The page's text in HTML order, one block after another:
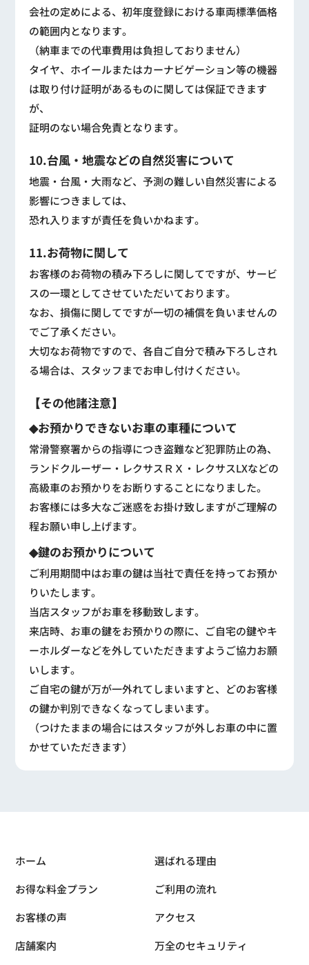
会社の定めによる、初年度登録における車両標準価格
の範囲内となります。
（納車までの代車費用は負担しておりません）
タイヤ、ホイールまたはカーナビゲーション等の機器
は取り付け証明があるものに関しては保証できます
が、
証明のない場合免責となります。
10.台風・地震などの自然災害について
地震・台風・大雨など、予測の難しい自然災害による
影響につきましては、
恐れ入りますが責任を負いかねます。
11.お荷物に関して
お客様のお荷物の積み下ろしに関してですが、サービ
スの一環としてさせていただいております。
なお、損傷に関してですが一切の補償を負いませんの
でご了承ください。
大切なお荷物ですので、各自ご自分で積み下ろしされ
る場合は、スタッフまでお申し付けください。
【その他諸注意】
◆お預かりできないお車の車種について
常滑警察署からの指導につき盗難など犯罪防止の為、
ランドクルーザー・レクサスＲＸ・レクサスLXなどの
高級車のお預かりをお断りすることになりました。
お客様には多大なご迷惑をお掛け致しますがご理解の
程お願い申し上げます。
◆鍵のお預かりについて
ご利用期間中はお車の鍵は当社で責任を持ってお預か
りいたします。
当店スタッフがお車を移動致します。
来店時、お車の鍵をお預かりの際に、ご自宅の鍵やキ
ーホルダーなどを外していただきますようご協力お願
いします。
ご自宅の鍵が万が一外れてしまいますと、どのお客様
の鍵か判別できなくなってしまいます。
（つけたままの場合にはスタッフが外しお車の中に置
かせていただきます）
ホーム
選ばれる理由
お得な料金プラン
ご利用の流れ
お客様の声
アクセス
店舗案内
万全のセキュリティ